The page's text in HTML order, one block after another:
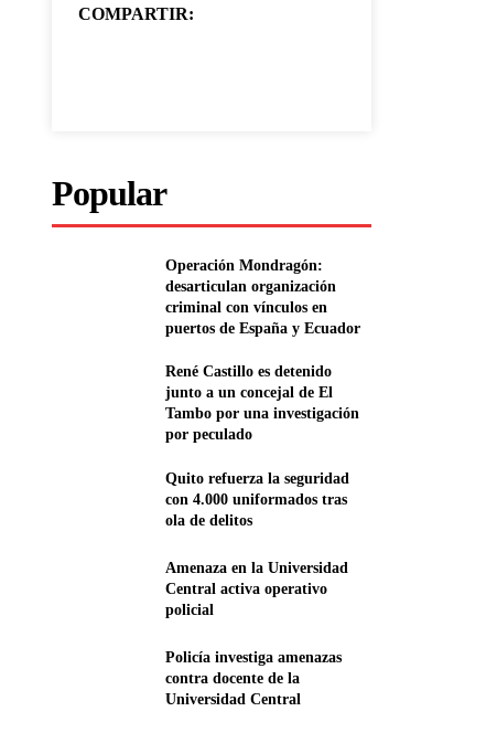
COMPARTIR:
Popular
Operación Mondragón:
desarticulan organización
criminal con vínculos en
puertos de España y Ecuador
René Castillo es detenido
junto a un concejal de El
Tambo por una investigación
por peculado
Quito refuerza la seguridad
con 4.000 uniformados tras
ola de delitos
Amenaza en la Universidad
Central activa operativo
policial
Policía investiga amenazas
contra docente de la
Universidad Central